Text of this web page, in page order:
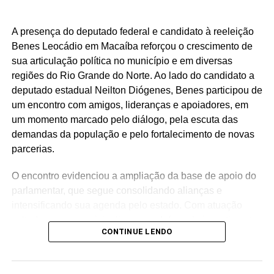
Mais do que discursos, Luiz Eduardo tem apresentado
ações concretas e resultados que reforçam seu
compromisso com o desenvolvimento do Rio Grande do
Norte. Um mandato presente, atuante e comprometido em
fazer a diferença na vida dos potiguares.
A presença do deputado federal e candidato à reeleição
Benes Leocádio em Macaíba reforçou o crescimento de
sua articulação política no município e em diversas
regiões do Rio Grande do Norte. Ao lado do candidato a
deputado estadual Neilton Diógenes, Benes participou de
um encontro com amigos, lideranças e apoiadores, em
um momento marcado pelo diálogo, pela escuta das
demandas da população e pelo fortalecimento de novas
parcerias.
O encontro evidenciou a ampliação da base de apoio do
parlamentar, que segue consolidando alianças e
voltada para o municipalismo e a defesa de investimentos
para os municípios potiguares, Benes tem reforçado o
desenvolvimento do Rio Grande do Norte.
CONTINUE LENDO